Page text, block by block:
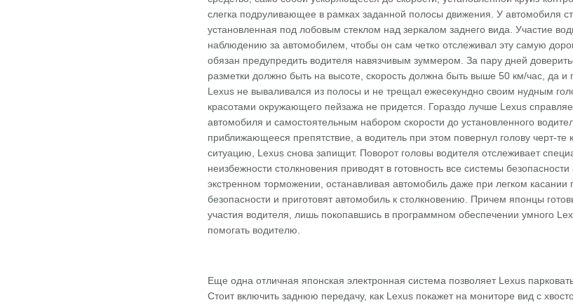
слегка подруливающее в рамках заданной полосы движения. У автомобиля
установленная под лобовым стеклом над зеркалом заднего вида. Участие
наблюдению за автомобилем, чтобы он сам четко отслеживал эту самую
обязан предупредить водителя навязчивым зуммером. За пару дней
разметки должно быть на высоте, скорость должна быть выше 50 км/час, да
Lexus не вываливался из полосы и не трещал ежесекундно своим нудным
красотами окружающего пейзажа не придется. Гораздо лучше Lexus
автомобиля и самостоятельным набором скорости до установленного
приближающееся препятствие, а водитель при этом повернул голову черт-
ситуацию, Lexus снова запищит. Поворот головы водителя отслеживает
неизбежности столкновения приводят в готовность все системы
экстренном торможении, останавливая автомобиль даже при легком
безопасности и приготовят автомобиль к столкновению. Причем японцы
участия водителя, лишь покопавшись в программном обеспечении умного
помогать водителю.
Еще одна отличная японская электронная система позволяет Lexus
Стоит включить заднюю передачу, как Lexus покажет на мониторе вид с